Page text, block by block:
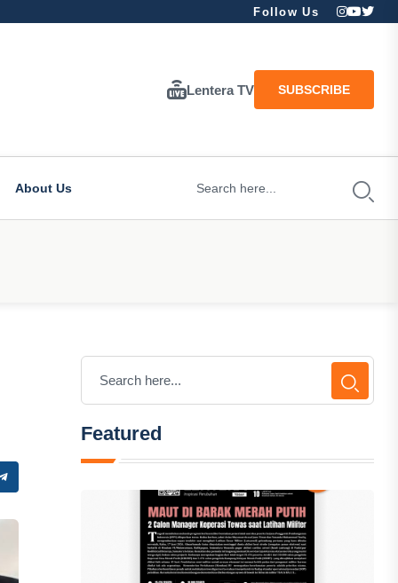
Follow Us
Lentera TV SUBSCRIBE
About Us
Featured